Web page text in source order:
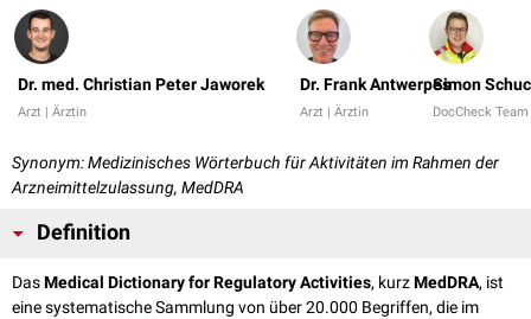
Dr. med. Christian Peter Jaworek
Arzt | Ärztin
Dr. Frank Antwerpes
Arzt | Ärztin
Simon
DocCheck Team
Synonym: Medizinisches Wörterbuch für Aktivitäten im Rahmen der
Arzneimittelzulassung, MedDRA
Definition
DasMedical Dictionary for Regulatory Activities, kurzMedDRA, ist
eine systematische Sammlung von über 20.000 Begriffen, die im